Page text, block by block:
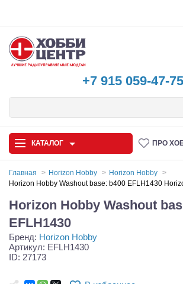
+7 915 059-47-75
КАТАЛОГ ПРО
Запчасти и аксессуары
Игрушки
Главная Horizon Hobby
Horizon Hobby
Horizon Hobby Washout base: b400 EFLH1430
Horizon Hobby Washout
EFLH1430
Бренд: Horizon Hobby
Артикул: EFLH1430
ID: 27173